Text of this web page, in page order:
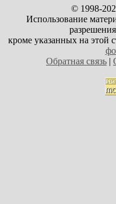
© 1998-
Использование
кроме указанных на этой
Обратная связь |